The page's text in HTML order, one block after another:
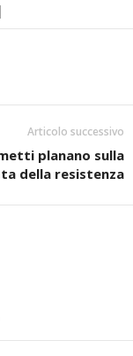
Articolo successivo
planano sulla
della resistenza